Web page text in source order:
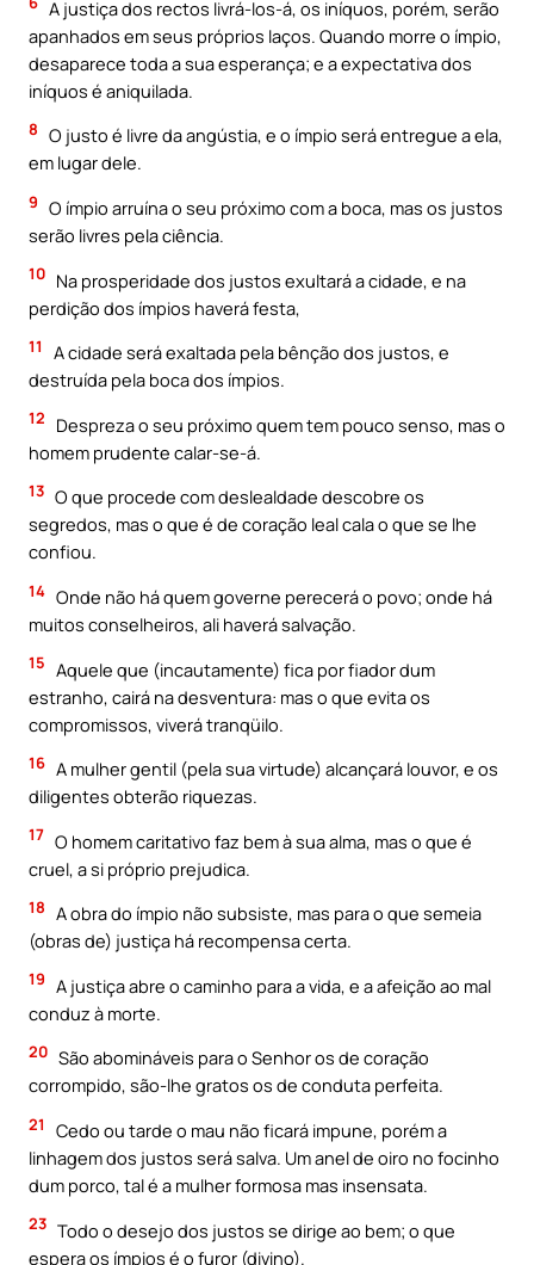
A justiça dos rectos livrá-los-á, os iníquos, porém, serão
apanhados em seus próprios laços. Quando morre o ímpio,
desaparece toda a sua esperança; e a expectativa dos
iníquos é aniquilada.
8 O justo é livre da angústia, e o ímpio será entregue a ela,
em lugar dele.
9 O ímpio arruína o seu próximo com a boca, mas os justos
serão livres pela ciência.
10 Na prosperidade dos justos exultará a cidade, e na
perdição dos ímpios haverá festa,
11
A cidade será exaltada pela bênção dos justos, e
destruída pela boca dos ímpios.
12
Despreza o seu próximo quem tem pouco senso, mas o
homem prudente calar-se-á.
13 O que procede com deslealdade descobre os
segredos, mas o que é de coração leal cala o que se lhe
confiou.
14 Onde não há quem governe perecerá o povo; onde há
muitos conselheiros, ali haverá salvação.
15 Aquele que (incautamente) fica por fiador dum
estranho, cairá na desventura: mas o que evita os
compromissos, viverá tranqüilo.
16 A mulher gentil (pela sua virtude) alcançará louvor, e os
diligentes obterão riquezas.
17 O homem caritativo faz bem à sua alma, mas o que é
cruel, a si próprio prejudica.
18 A obra do ímpio não subsiste, mas para o que semeia
(obras de) justiça há recompensa certa.
19 A justiça abre o caminho para a vida, e a afeição ao mal
conduz à morte.
20 São abomináveis para o Senhor os de coração
corrompido, são-lhe gratos os de conduta perfeita.
21
Cedo ou tarde o mau não ficará impune, porém a
linhagem dos justos será salva. Um anel de oiro no focinho
dum porco, tal é a mulher formosa mas insensata.
23 Todo o desejo dos justos se dirige ao bem; o que
espera os ímpios é o furor (divino).